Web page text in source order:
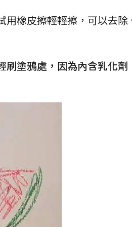
用橡皮擦輕輕擦，可以去除
刷塗鴉處，因為內含乳化劑